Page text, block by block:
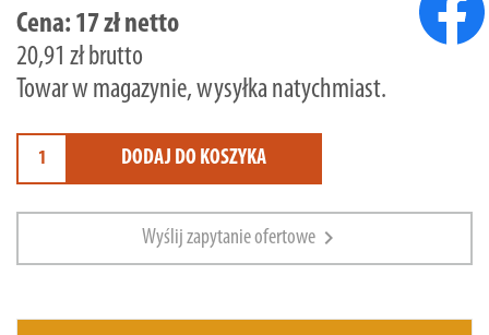
Cena: 17 zł netto
20,91 zł brutto
Towar w magazynie, wysyłka natychmiast.
DODAJ DO KOSZYKA
Wyślij zapytanie ofertowe chevron_right